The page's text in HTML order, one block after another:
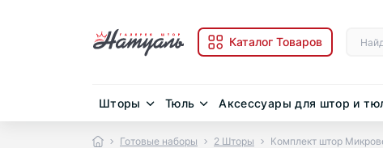
Каталог Товаров
Шторы Тюль Аксессуары для штор и
Готовые наборы 2 Шторы Комплект штор